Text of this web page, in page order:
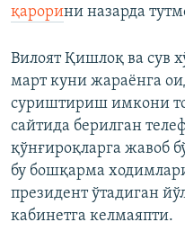
қарорини назарда
Вилоят Қишлоқ ва сув
март куни жараëнга
суриштириш имкони
сайтида берилган
қўнғироқларга жавоб
бу бошқарма
президент ўтадиган
кабинетга келмаяпти.